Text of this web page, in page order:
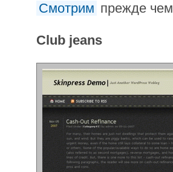
Смотрим прежде чем
Club jeans